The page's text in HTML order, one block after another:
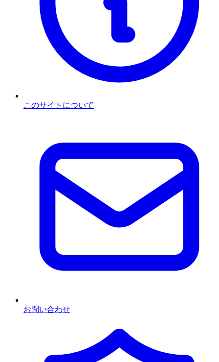
このサイトについて
お問い合わせ